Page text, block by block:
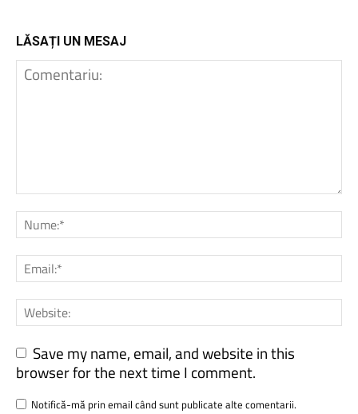
LĂSAȚI UN MESAJ
Save my name, email, and website in this
browser for the next time I comment.
Notifică-mă prin email când sunt publicate alte comentarii.